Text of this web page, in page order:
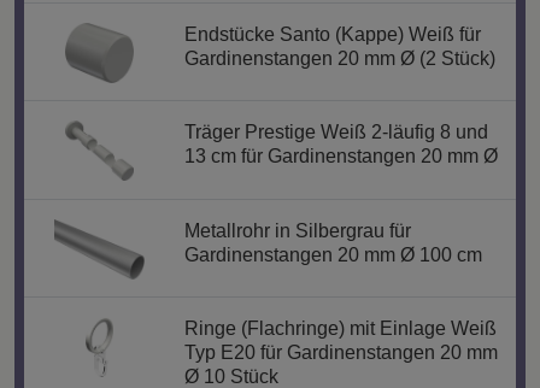
Endstücke Santo (Kappe) Weiß für
Gardinenstangen 20 mm Ø (2 Stück)
Träger Prestige Weiß 2-läufig 8 und
13 cm für Gardinenstangen 20 mm Ø
Metallrohr in Silbergrau für
Gardinenstangen 20 mm Ø 100 cm
Ringe (Flachringe) mit Einlage Weiß
Typ E20 für Gardinenstangen 20 mm
Ø 10 Stück